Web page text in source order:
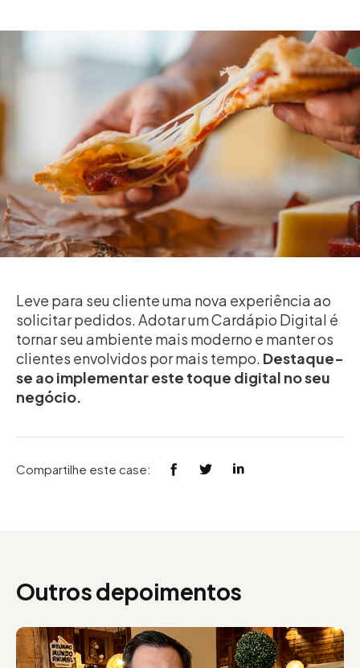
Leve para seu cliente uma nova experiência ao
solicitar pedidos. Adotar um Cardápio Digital é
tornar seu ambiente mais moderno e manter os
clientes envolvidos por mais tempo. Destaque-
se ao implementar este toque digital no seu
negócio.
Compartilhe este case:
Outros depoimentos